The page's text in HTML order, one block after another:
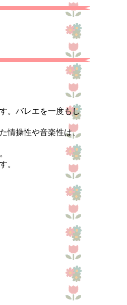
。バレエを一度もし
情操性や音楽性は、
。